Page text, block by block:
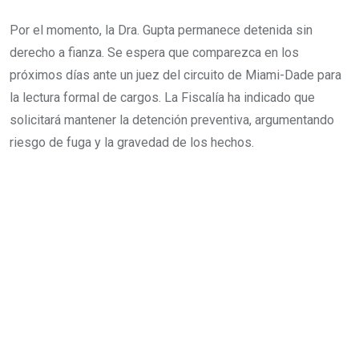
Por el momento, la Dra. Gupta permanece detenida sin
derecho a fianza. Se espera que comparezca en los
próximos días ante un juez del circuito de Miami-Dade para
la lectura formal de cargos. La Fiscalía ha indicado que
solicitará mantener la detención preventiva, argumentando
riesgo de fuga y la gravedad de los hechos.